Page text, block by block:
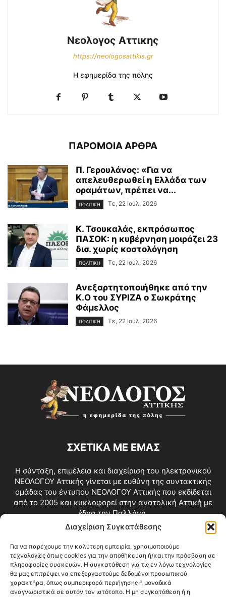
Διαχείριση Συγκατάθεσης
Για να παρέχουμε την καλύτερη εμπειρία, χρησιμοποιούμε
τεχνολογίες όπως cookies για την αποθήκευση ή/και την πρόσβαση σε
πληροφορίες συσκευών. Η συγκατάθεση για τις εν λόγω τεχνολογίες
θα μας επιτρέψει να επεξεργαστούμε δεδομένα προσωπικού
χαρακτήρα, όπως συμπεριφορά περιήγησης ή μοναδικά
αναγνωριστικά σε αυτόν τον ιστότοπο. Η μη συγκατάθεση ή η
Νεολογος Αττικης
https://neologosattikis.gr
Η εφημερίδα της πόλης
ΠΑΡΟΜΟΙΑ ΑΡΘΡΑ
Π. Γερουλάνος: «Για να
απελευθερωθεί η Ελλάδα των
οραμάτων, πρέπει να...
ΠΟΛΙΤΙΚΗ Τε, 22 Ιούλ, 2026
Κ. Τσουκαλάς, εκπρόσωπος
ΠΑΣΟΚ: η κυβέρνηση μοιράζει 23
δισ. χωρίς κοστολόγηση
ΠΟΛΙΤΙΚΗ Τε, 22 Ιούλ, 2026
Ανεξαρτητοποιήθηκε από την
Κ.Ο του ΣΥΡΙΖΑ ο Σωκράτης
Φάμελλος
ΠΟΛΙΤΙΚΗ Τε, 22 Ιούλ, 2026
ΣΧΕΤΙΚΑ ΜΕ ΕΜΑΣ
Η σύνταξη, επιμέλεια και διαχείριση του ηλεκτρονικού
ΝΕΟΛΟΓΟΥ Αττικής γίνεται με ευθύνη της συντακτικής
ομάδας του έντυπου ΝΕΟΛΟΓΟΥ Αττικής που εκδίδεται
από το 2005 και κυκλοφορεί στην ανατολική Αττική με
έδρα την Παλλήνη.
Επικοινωνία:info@neologosattikis.gr
ΑΚΟΛΟΥΘΗΣΕ ΜΑΣ